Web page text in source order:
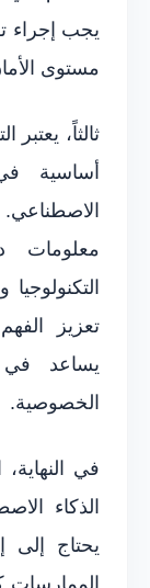
يجب إجراء
مستوى
ثالثاً،
أساسية
معلومات
تعزيز
يساعد في
الخصوصية.
في النهاية،
الذكاء
يحتاج إلى
الممارسات